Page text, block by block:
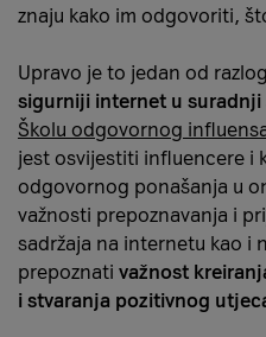
znaju kako im odgovoriti,
Upravo je to jedan od
sigurniji internet u suradnji
Školu odgovornog
jest osvijestiti influencere i
odgovornog ponašanja u
važnosti prepoznavanja i
sadržaja na internetu kao i
prepoznati važnost
i stvaranja pozitivnog